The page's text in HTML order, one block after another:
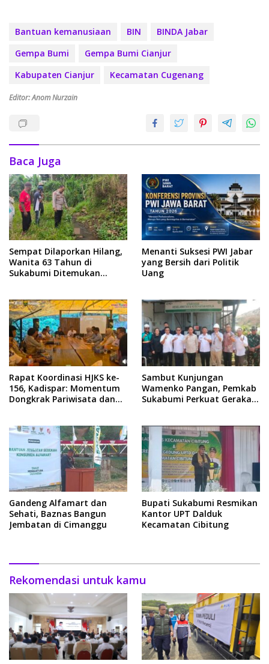
Bantuan kemanusiaan BIN
BINDA Jabar
Gempa Bumi
Gempa Bumi Cianjur
Kabupaten Cianjur
Kecamatan Cugenang
Editor: Anom Nurzain
Baca Juga
Sempat Dilaporkan Hilang,
Wanita 63 Tahun di
Sukabumi Ditemukan
Menanti Suksesi PWI Jabar
yang Bersih dari Politik
Uang
Rapat Koordinasi HJKS ke-
156, Kadispar: Momentum
Dongkrak Pariwisata dan
Sambut Kunjungan
Wamenko Pangan, Pemkab
Sukabumi Perkuat Gerakan
Gandeng Alfamart dan
Sehati, Baznas Bangun
Jembatan di Cimanggu
Bupati Sukabumi Resmikan
Kantor UPT Dalduk
Kecamatan Cibitung
Rekomendasi untuk kamu